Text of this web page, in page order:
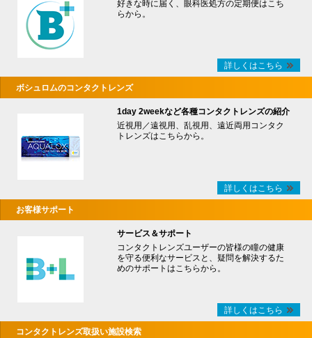
好きな時に届く、眼科医処方の定期便はこち
らから。
詳しくはこちら
ボシュロムのコンタクトレンズ
1day 2weekなど各種コンタクトレンズの紹介
近視用／遠視用、乱視用、遠近両用コンタク
トレンズはこちらから。
詳しくはこちら
お客様サポート
サービス＆サポート
コンタクトレンズユーザーの皆様の瞳の健康
を守る便利なサービスと、疑問を解決するた
めのサポートはこちらから。
詳しくはこちら
コンタクトレンズ取扱い施設検索